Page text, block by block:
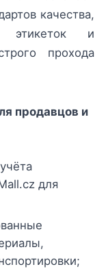
качества,
этикеток и
прохода
продавцов и
для